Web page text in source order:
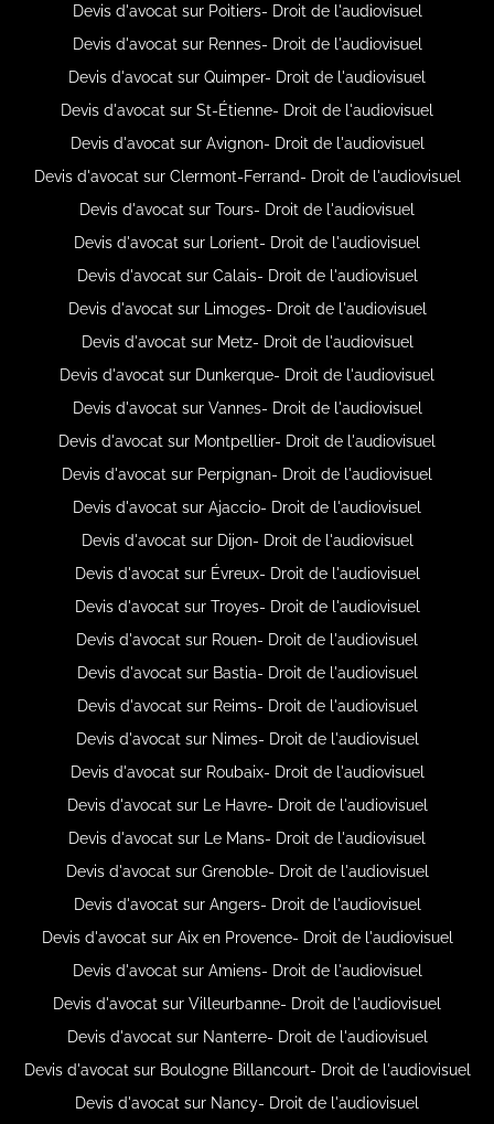
Devis d'avocat sur Poitiers- Droit de l'audiovisuel
Devis d'avocat sur Rennes- Droit de l'audiovisuel
Devis d'avocat sur Quimper- Droit de l'audiovisuel
Devis d'avocat sur St-Étienne- Droit de l'audiovisuel
Devis d'avocat sur Avignon- Droit de l'audiovisuel
Devis d'avocat sur Clermont-Ferrand- Droit de l'audiovisuel
Devis d'avocat sur Tours- Droit de l'audiovisuel
Devis d'avocat sur Lorient- Droit de l'audiovisuel
Devis d'avocat sur Calais- Droit de l'audiovisuel
Devis d'avocat sur Limoges- Droit de l'audiovisuel
Devis d'avocat sur Metz- Droit de l'audiovisuel
Devis d'avocat sur Dunkerque- Droit de l'audiovisuel
Devis d'avocat sur Vannes- Droit de l'audiovisuel
Devis d'avocat sur Montpellier- Droit de l'audiovisuel
Devis d'avocat sur Perpignan- Droit de l'audiovisuel
Devis d'avocat sur Ajaccio- Droit de l'audiovisuel
Devis d'avocat sur Dijon- Droit de l'audiovisuel
Devis d'avocat sur Évreux- Droit de l'audiovisuel
Devis d'avocat sur Troyes- Droit de l'audiovisuel
Devis d'avocat sur Rouen- Droit de l'audiovisuel
Devis d'avocat sur Bastia- Droit de l'audiovisuel
Devis d'avocat sur Reims- Droit de l'audiovisuel
Devis d'avocat sur Nimes- Droit de l'audiovisuel
Devis d'avocat sur Roubaix- Droit de l'audiovisuel
Devis d'avocat sur Le Havre- Droit de l'audiovisuel
Devis d'avocat sur Le Mans- Droit de l'audiovisuel
Devis d'avocat sur Grenoble- Droit de l'audiovisuel
Devis d'avocat sur Angers- Droit de l'audiovisuel
Devis d'avocat sur Aix en Provence- Droit de l'audiovisuel
Devis d'avocat sur Amiens- Droit de l'audiovisuel
Devis d'avocat sur Villeurbanne- Droit de l'audiovisuel
Devis d'avocat sur Nanterre- Droit de l'audiovisuel
Devis d'avocat sur Boulogne Billancourt- Droit de l'audiovisuel
Devis d'avocat sur Nancy- Droit de l'audiovisuel